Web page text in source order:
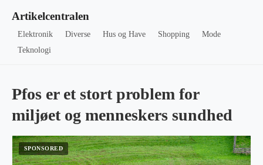
Artikelcentralen
Elektronik Diverse Hus og Have Shopping
Mode
Teknologi
Pfos er et stort problem for
miljøet og menneskers sundhed